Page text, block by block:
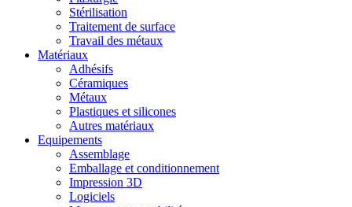
Stérilisation
Traitement de surface
Travail des métaux
Matériaux
Adhésifs
Céramiques
Métaux
Plastiques et silicones
Autres matériaux
Equipements
Assemblage
Emballage et conditionnement
Impression 3D
Logiciels